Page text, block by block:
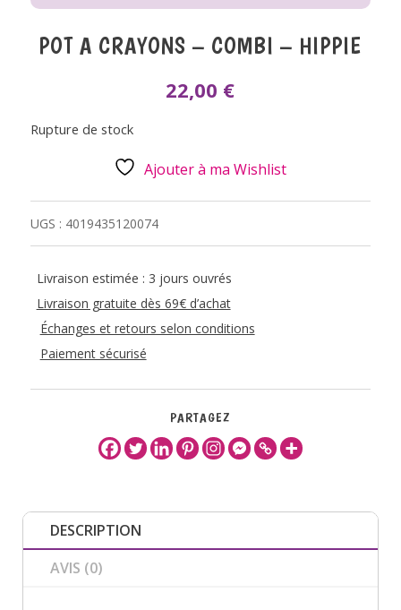
POT A CRAYONS – COMBI – HIPPIE
22,00 €
Rupture de stock
Ajouter à ma Wishlist
UGS : 4019435120074
Livraison estimée : 3 jours ouvrés
Livraison gratuite dès 69€ d’achat
Échanges et retours selon conditions
Paiement sécurisé
PARTAGEZ
DESCRIPTION
AVIS (0)